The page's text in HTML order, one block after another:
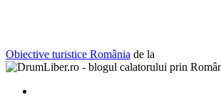
Obiective turistice România de la